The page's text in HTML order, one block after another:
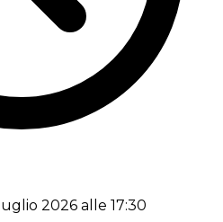
2026 alle 17:30